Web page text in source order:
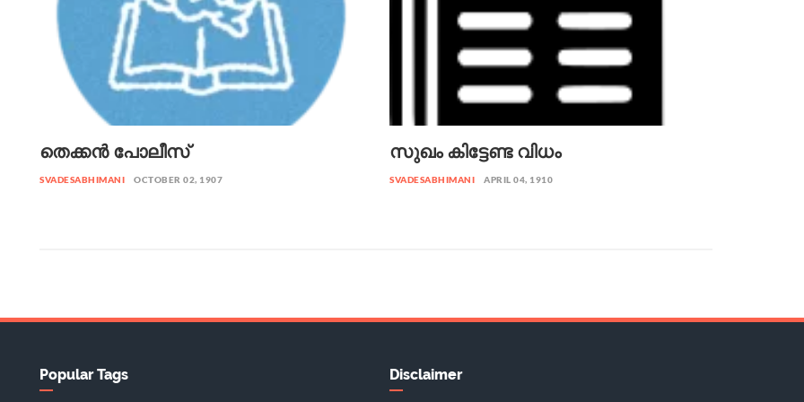
തെക്കൻ പോലീസ്
SVADESABHIMANI OCTOBER 02, 1907
സുഖം കിട്ടേണ്ട വിധം
SVADESABHIMANI APRIL 04, 1910
Popular Tags Disclaimer